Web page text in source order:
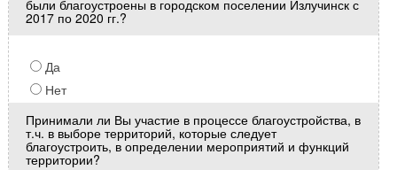
были благоустроены в городском поселении Излучинск с
2017 по 2020 гг.?
Да
Нет
Принимали ли Вы участие в процессе благоустройства, в
т.ч. в выборе территорий, которые следует
благоустроить, в определении мероприятий и функций
территории?